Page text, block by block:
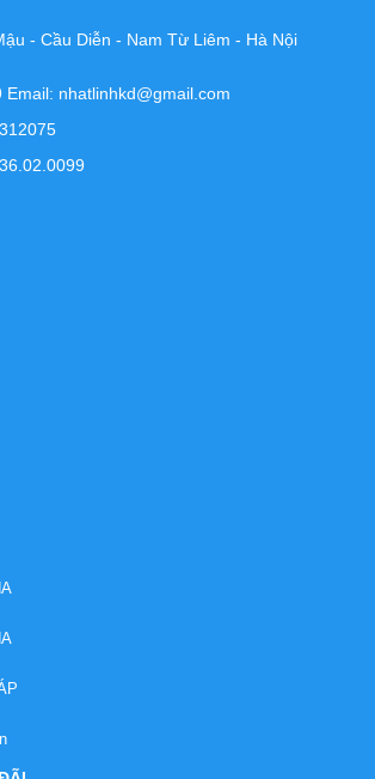
- Cầu Diễn - Nam Từ Liêm - Hà Nội
Email: nhatlinhkd@gmail.com